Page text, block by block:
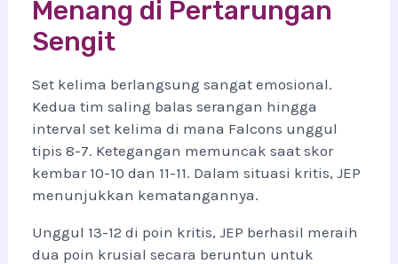
Menang di Pertarungan
Sengit
Set kelima berlangsung sangat emosional.
Kedua tim saling balas serangan hingga
interval set kelima di mana Falcons unggul
tipis 8-7. Ketegangan memuncak saat skor
kembar 10-10 dan 11-11. Dalam situasi kritis, JEP
menunjukkan kematangannya.
Unggul 13-12 di poin kritis, JEP berhasil meraih
dua poin krusial secara beruntun untuk